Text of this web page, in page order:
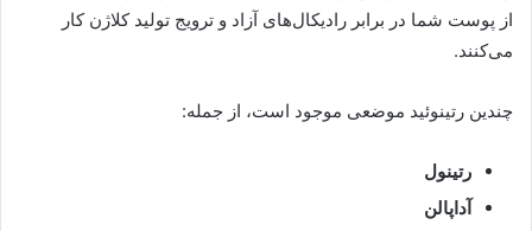
از پوست شما در برابر رادیکال‌های آزاد و ترویج تولید کلاژن کار
می‌کنند.
چندین رتینوئید موضعی موجود است، از جمله:
رتینول
آداپالن